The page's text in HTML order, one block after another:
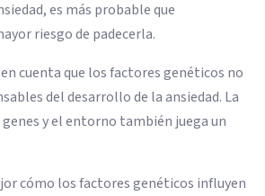
es más probable que
riesgo de padecerla.
cuenta que los factores genéticos no
del desarrollo de la ansiedad. La
y el entorno también juega un
cómo los factores genéticos influyen